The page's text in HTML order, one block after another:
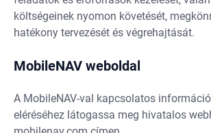
költségeinek nyomon követését,
hatékony tervezését és végrehajtását.
MobileNAV weboldal
A MobileNAV-val kapcsolatos
eléréséhez látogassa meg hivatalos